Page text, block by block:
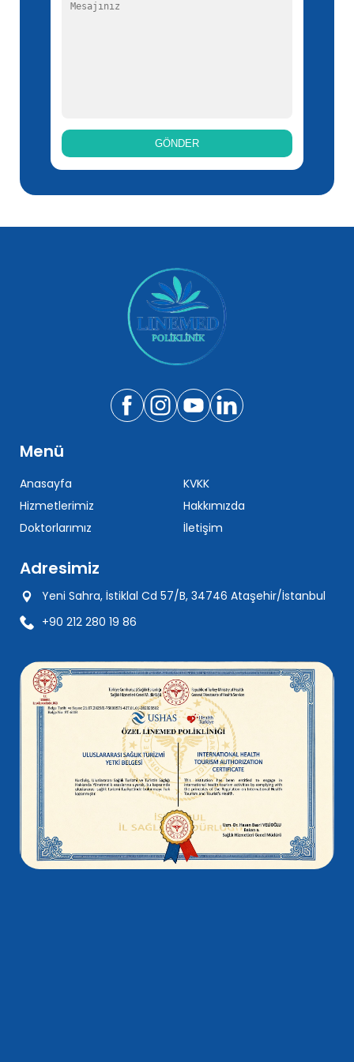
Menü
Anasayfa
Hizmetlerimiz
Doktorlarımız
KVKK
Hakkımızda
İletişim
Adresimiz
Yeni Sahra, İstiklal Cd 57/B, 34746 Ataşehir/İstanbul
+90 212 280 19 86